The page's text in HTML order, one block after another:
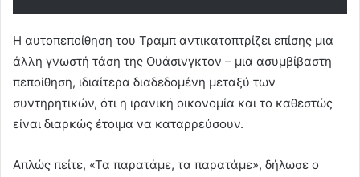
Η αυτοπεποίθηση του Τραμπ αντικατοπτρίζει επίσης μια
άλλη γνωστή τάση της Ουάσινγκτον – μια ασυμβίβαστη
πεποίθηση, ιδιαίτερα διαδεδομένη μεταξύ των
συντηρητικών, ότι η ιρανική οικονομία και το καθεστώς
είναι διαρκώς έτοιμα να καταρρεύσουν.
Απλώς πείτε, «Τα παρατάμε, τα παρατάμε», δήλωσε ο